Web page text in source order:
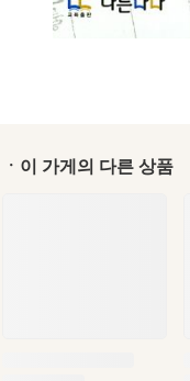
ㆍ이 가게의 다른 상품